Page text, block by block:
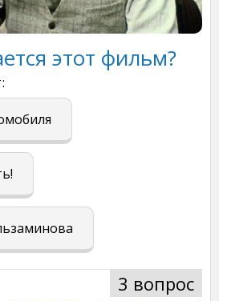
этот фильм?
3 вопрос